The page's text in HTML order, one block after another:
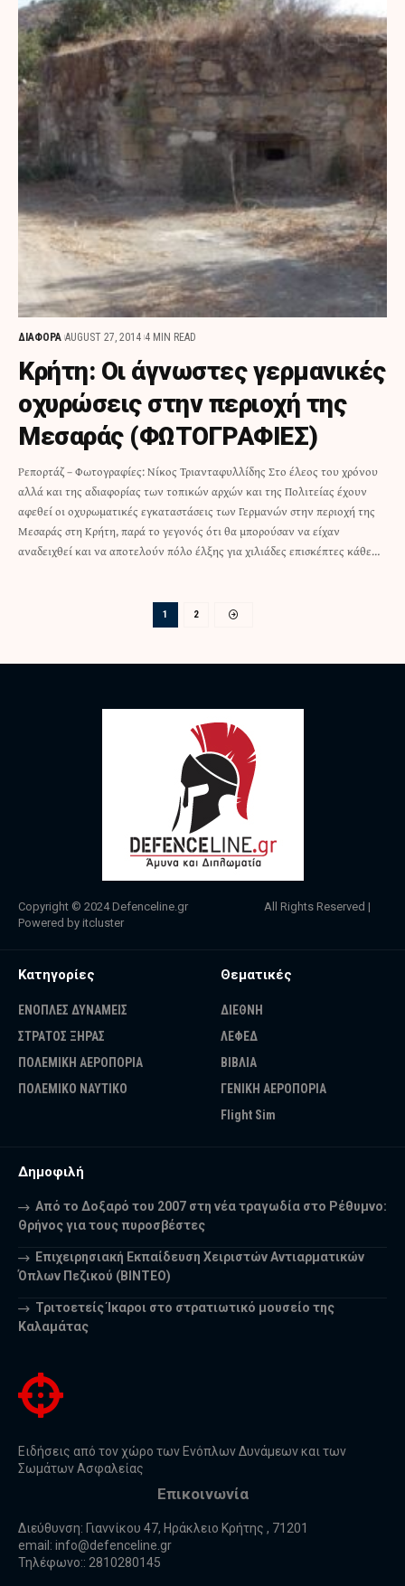
ΔΙΑΦΟΡΑ AUGUST 27, 2014 4 MIN READ
Κρήτη: Οι άγνωστες γερμανικές
οχυρώσεις στην περιοχή της
Μεσαράς (ΦΩΤΟΓΡΑΦΙΕΣ)
Ρεπορτάζ – Φωτογραφίες: Νίκος Τριανταφυλλίδης Στο έλεος του χρόνου
αλλά και της αδιαφορίας των τοπικών αρχών και της Πολιτείας έχουν
αφεθεί οι οχυρωματικές εγκαταστάσεις των Γερμανών στην περιοχή της
Μεσαράς στη Κρήτη, παρά το γεγονός ότι θα μπορούσαν να είχαν
αναδειχθεί και να αποτελούν πόλο έλξης για χιλιάδες επισκέπτες κάθε…
1 2
Copyright © 2024 Defenceline.gr All Rights Reserved |
Powered by itcluster
Κατηγορίες
ΕΝΟΠΛΕΣ ΔΥΝΑΜΕΙΣ
ΣΤΡΑΤΟΣ ΞΗΡΑΣ
ΠΟΛΕΜΙΚΗ ΑΕΡΟΠΟΡΙΑ
ΠΟΛΕΜΙΚΟ ΝΑΥΤΙΚΟ
Θεματικές
ΔΙΕΘΝΗ
ΛΕΦΕΔ
ΒΙΒΛΙΑ
ΓΕΝΙΚΗ ΑΕΡΟΠΟΡΙΑ
Flight Sim
Δημοφιλή
Από το Δοξαρό του 2007 στη νέα τραγωδία στο Ρέθυμνο:
Θρήνος για τους πυροσβέστες
Επιχειρησιακή Εκπαίδευση Χειριστών Αντιαρματικών
Όπλων Πεζικού (ΒΙΝΤΕΟ)
Τριτοετείς Ίκαροι στο στρατιωτικό μουσείο της
Καλαμάτας
Ειδήσεις από τον χώρο των Ενόπλων Δυνάμεων και των
Σωμάτων Ασφαλείας
Επικοινωνία
Διεύθυνση: Γιαννίκου 47, Ηράκλειο Κρήτης , 71201
email: info@defenceline.gr
Τηλέφωνο:: 2810280145